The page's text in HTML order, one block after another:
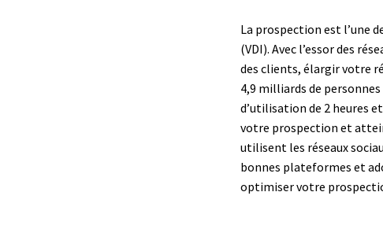
La prospection est l’une
(VDI). Avec l’essor des
des clients, élargir votre
4,9 milliards de
d’utilisation de 2 heures
votre prospection et
utilisent les réseaux
bonnes plateformes et
optimiser votre